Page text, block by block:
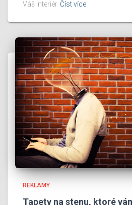
Váš interiér Číst více
REKLAMY
Tapety na stenu, ktoré